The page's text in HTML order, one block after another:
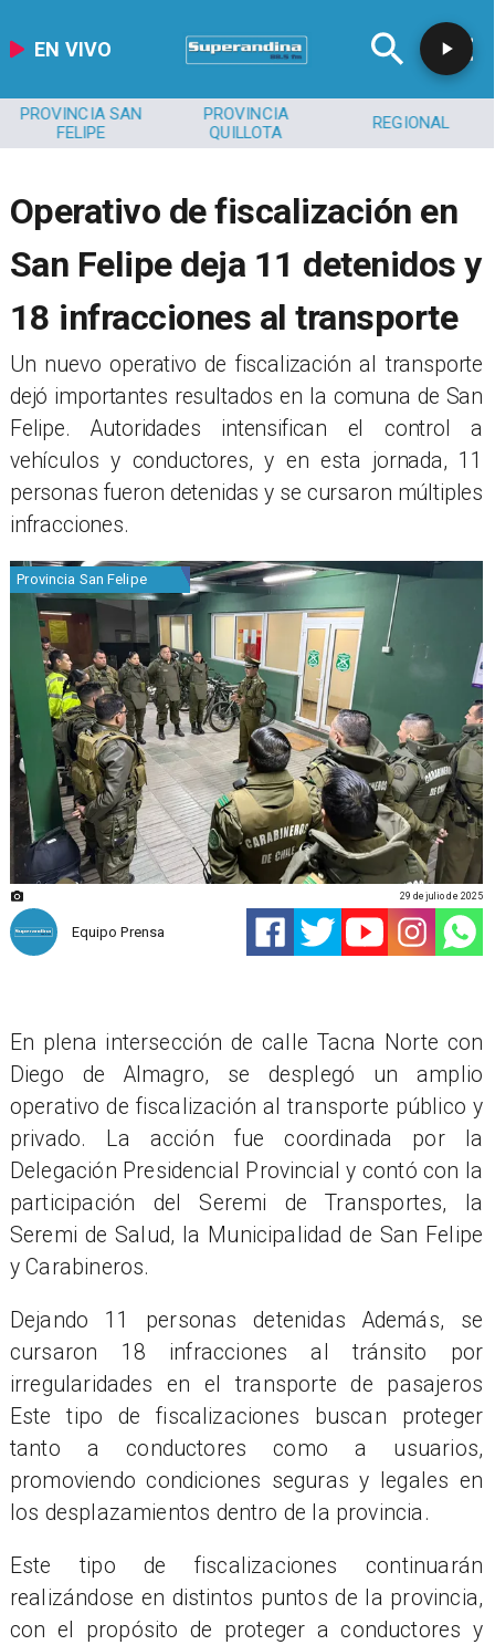
EN VIVO
PROVINCIA SAN
FELIPE
PROVINCIA
QUILLOTA
REGIONAL
​​Operativo de fiscalización en
San Felipe deja 11 detenidos y
18 infracciones al transporte
Un nuevo operativo de fiscalización al transporte
dejó importantes resultados en la comuna de San
Felipe. Autoridades intensifican el control a
vehículos y conductores, y en esta jornada, 11
personas fueron detenidas y se cursaron múltiples
infracciones.
Provincia San Felipe
Equipo Prensa
29 de julio de 2025
En plena intersección de calle Tacna Norte con
Diego de Almagro, se desplegó un amplio
operativo de fiscalización al transporte público y
privado. La acción fue coordinada por la
Delegación Presidencial Provincial y contó con la
participación del Seremi de Transportes, la
Seremi de Salud, la Municipalidad de San Felipe
y Carabineros.
Dejando 11 personas detenidas Además, se
cursaron 18 infracciones al tránsito por
irregularidades en el transporte de pasajeros
Este tipo de fiscalizaciones buscan proteger
tanto a conductores como a usuarios,
promoviendo condiciones seguras y legales en
los desplazamientos dentro de la provincia.
Este tipo de fiscalizaciones continuarán
realizándose en distintos puntos de la provincia,
con el propósito de proteger a conductores y